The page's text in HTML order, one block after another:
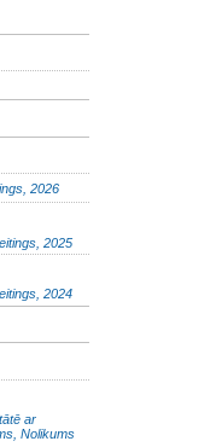
2026
2025
2024
ar
Nolikums